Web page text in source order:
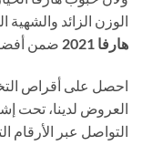
الوزن الزائد والشهية
هارفا 2021
ضمن
احصل على أقراص
العروض لدينا، تحت
التواصل عبر الأرقام